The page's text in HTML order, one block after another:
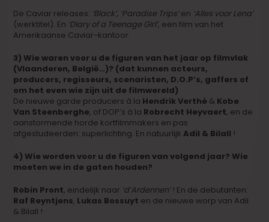
De Caviar releases: ‘Black’, ‘Paradise Trips’en ‘Alles voor Lena’
(werktitel). En ‘Diary of a Teenage Girl’, een film van het
Amerikaanse Caviar-kantoor.
3) Wie waren voor u de figuren van het jaar op filmvlak
(Vlaanderen, België…)? (dat kunnen acteurs,
producers, regisseurs, scenaristen, D.O.P’s, gaffers of
om het even wie zijn uit de filmwereld)
De nieuwe garde producers à la Hendrik Verthé & Kobe
Van Steenberghe, of DOP’s à la Robrecht Heyvaert, en de
aanstormende horde kortfilmmakers en pas
afgestudeerden: superlichting. En natuurlijkAdil & Bilall !
4) Wie worden voor u de figuren van volgend jaar? Wie
moeten we in de gaten houden?
Robin Pront, eindelijk naar ‘d’Ardennen’! En de debutanten:
Raf Reyntjens, Lukas Bossuyt en de nieuwe worp van Adil
& Bilall !